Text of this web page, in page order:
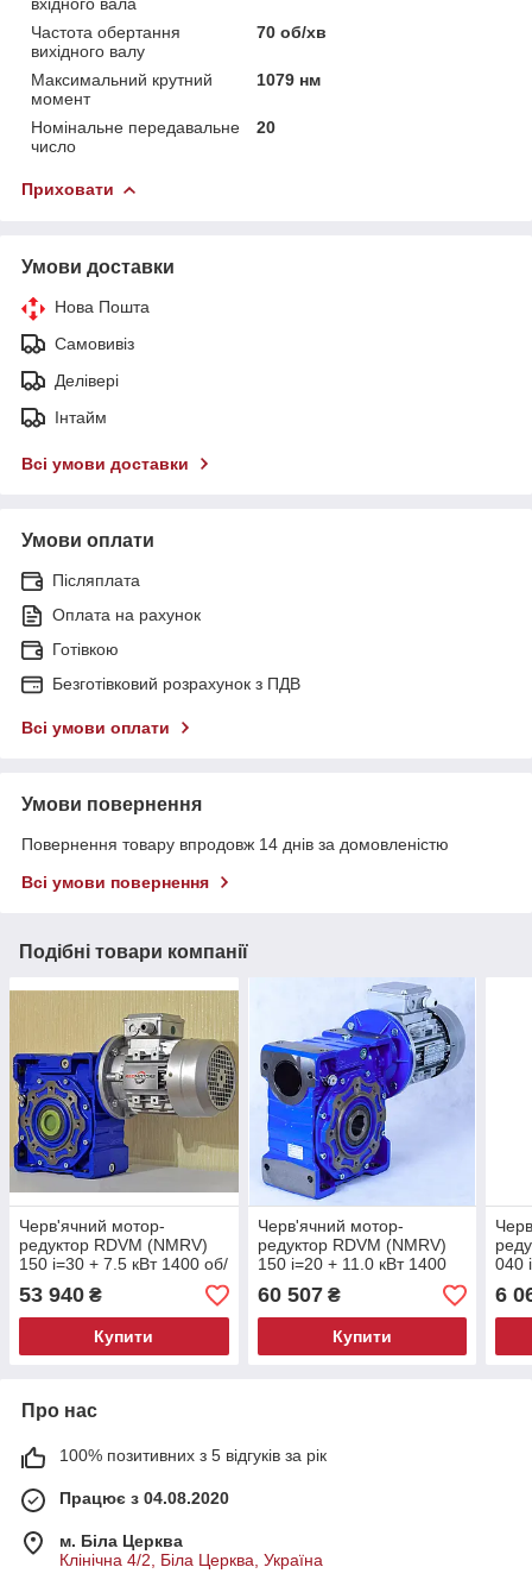
Частота обертання
вихідного валу
70 об/хв
Максимальний крутний
момент
1079 нм
Номінальне передавальне
число
20
Приховати
Умови доставки
Нова Пошта
Самовивіз
Делівері
Інтайм
Всі умови доставки
Умови оплати
Післяплата
Оплата на рахунок
Готівкою
Безготівковий розрахунок з ПДВ
Всі умови оплати
Умови повернення
Повернення товару впродовж 14 днів за домовленістю
Всі умови повернення
Подібні товари компанії
Черв'ячний мотор-
редуктор RDVM (NMRV)
150 і=30 + 7.5 кВт 1400 об/
хв 3 фази (46.7 об/хв з
редуктора)
53 940 ₴
Купити
Черв'ячний мотор-
редуктор RDVM (NMRV)
150 і=20 + 11.0 кВт 1400
об/хв 3 фази (70 об/хв з
редуктора)
60 507₴
Купити
040
об/
6
Про нас
100% позитивних з 5 відгуків за рік
Працює з 04.08.2020
м. Біла Церква
Клінічна 4/2, Біла Церква, Україна